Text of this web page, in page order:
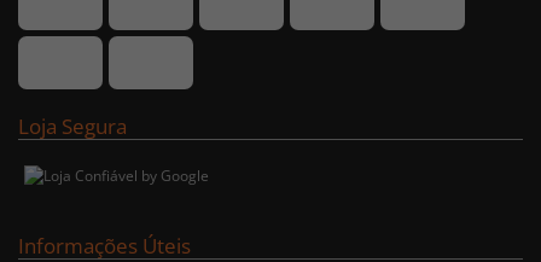
Loja Segura
Informações Úteis